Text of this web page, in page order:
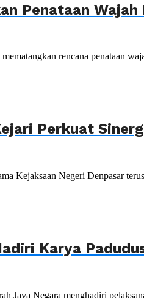
Penataan
rencana penataan
Perkuat
Kejaksaan Negeri Denpasar
Karya
Jaya Negara menghadiri